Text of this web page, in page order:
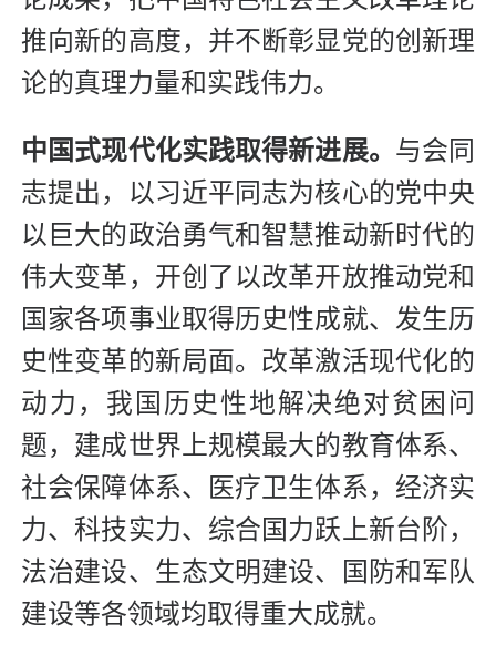
推向新的高度，并不断彰显党的创新理
论的真理力量和实践伟力。
中国式现代化实践取得新进展。 与会同
志提出，以习近平同志为核心的党中央
以巨大的政治勇气和智慧推动新时代的
伟大变革，开创了以改革开放推动党和
国家各项事业取得历史性成就、发生历
史性变革的新局面。改革激活现代化的
动力，我国历史性地解决绝对贫困问
题，建成世界上规模最大的教育体系、
社会保障体系、医疗卫生体系，经济实
力、科技实力、综合国力跃上新台阶，
法治建设、生态文明建设、国防和军队
建设等各领域均取得重大成就。